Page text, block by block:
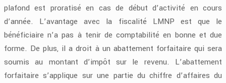
plafond est proratisé en cas de début d’activité en cours
d’année. L’avantage avec la fiscalité LMNP est que le
bénéficiaire n’a pas à tenir de comptabilité en bonne et due
forme. De plus, il a droit à un abattement forfaitaire qui sera
soumis au montant d’impôt sur le revenu. L’abattement
forfaitaire s’applique sur une partie du chiffre d’affaires du